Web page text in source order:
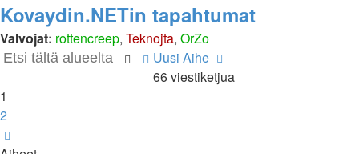
Kovaydin.NETin tapahtumat
Valvojat: rottencreep, Teknojta, OrZo
Uusi Aihe
EtsiTarkennettu
haku
66 viestiketjua
1
2